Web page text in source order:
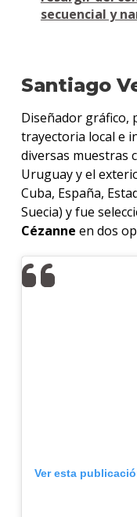
secuencial y
Santiago
Diseñador gráfico,
trayectoria local e
diversas muestras
Uruguay y el
Cuba, España,
Suecia) y fue
Cézanne en dos
Ver esta